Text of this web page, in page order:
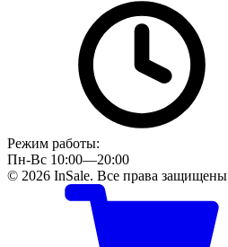
Режим работы:
Пн-Вс 10:00—20:00
© 2026 InSale. Все права защищены